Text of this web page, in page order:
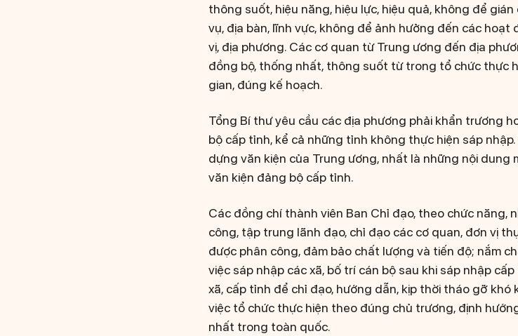
thông suốt, hiệu năng, hiệu lực, hiệu quả, không để
vụ, địa bàn, lĩnh vực, không để ảnh hưởng đến các
vị, địa phương. Các cơ quan từ Trung ương đến địa
đồng bộ, thống nhất, thông suốt từ trong tổ chức thực
gian, đúng kế hoạch.
Tổng Bí thư yêu cầu các địa phương phải khẩn trương
bộ cấp tỉnh, kể cả những tỉnh không thực hiện sáp
dựng văn kiện của Trung ương, nhất là những nội dung
văn kiện đảng bộ cấp tỉnh.
Các đồng chí thành viên Ban Chỉ đạo, theo chức năng,
công, tập trung lãnh đạo, chỉ đạo các cơ quan, đơn vị
được phân công, đảm bảo chất lượng và tiến độ; nắm
việc sáp nhập các xã, bố trí cán bộ sau khi sáp nhập
xã, cấp tỉnh để chỉ đạo, hướng dẫn, kịp thời tháo gỡ khó
việc tổ chức thực hiện theo đúng chủ trương, định
nhất trong toàn quốc.